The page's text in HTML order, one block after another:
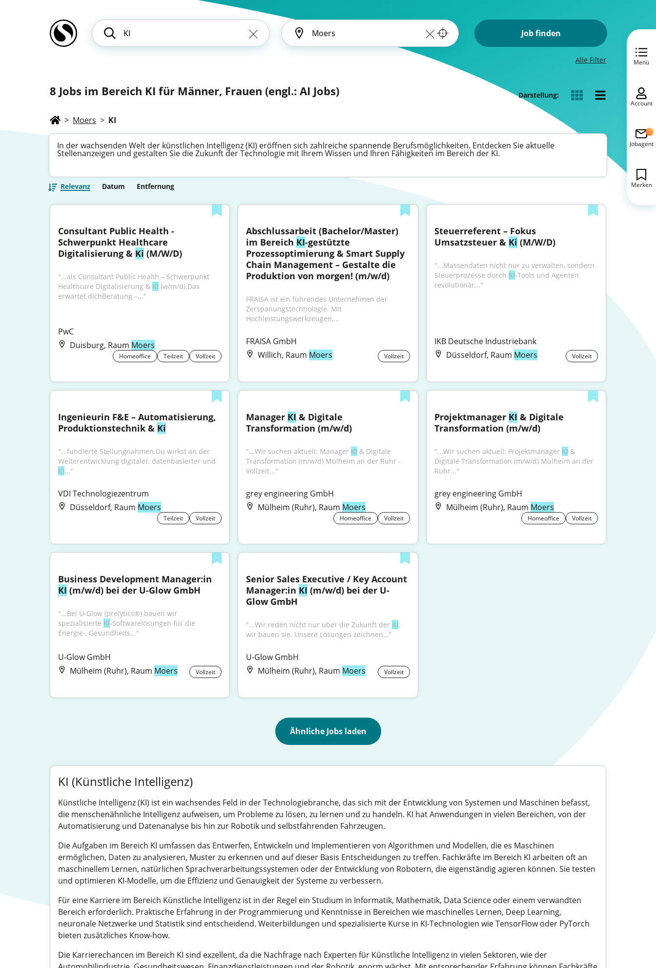
Job finden
Alle Filter
8 Jobs im Bereich KI für Männer, Frauen (engl.: AI Jobs) Darstellung:
> Moers > KI
In der wachsenden Welt der künstlichen Intelligenz (KI) eröffnen sich zahlreiche spannende Berufsmöglichkeiten. Entdecken Sie aktuelle
Stellenanzeigen und gestalten Sie die Zukunft der Technologie mit Ihrem Wissen und Ihren Fähigkeiten im Bereich der KI.
Relevanz Datum Entfernung
Consultant Public Health -
Schwerpunkt Healthcare
Digitalisierung & Ki (M/W/D)
"...als Consultant Public Health – Schwerpunkt
Healthcare Digitalisierung & KI (w/m/d).Das
erwartet dichBeratung –..."
PwC
Duisburg, Raum Moers
Homeoffice Teilzeit Vollzeit
Abschlussarbeit (Bachelor/Master)
im Bereich KI-gestützte
Prozessoptimierung & Smart Supply
Chain Management – Gestalte die
Produktion von morgen! (m/w/d)
FRAISA ist ein führendes Unternehmen der
Zerspanungstechnologie. Mit
Hochleistungswerkzeugen,...
FRAISA GmbH
Willich, Raum Moers Vollzeit
Steuerreferent – Fokus
Umsatzsteuer & Ki (M/W/D)
"...Massendaten nicht nur zu verwalten, sondern
Steuerprozesse durch KI-Tools und Agenten
revolutionär..."
IKB Deutsche Industriebank
Düsseldorf, Raum Moers Vollzeit
Ingenieurin F&E – Automatisierung,
Produktionstechnik & Ki
"...fundierte Stellungnahmen.Du wirkst an der
KI..."
VDI Technologiezentrum
Düsseldorf, Raum Moers
Teilzeit Vollzeit
Manager KI & Digitale
Transformation (m/w/d)
"...Wir suchen aktuell: Manager KI & Digitale
Transformation (m/w/d) Mülheim an der Ruhr -
Vollzeit..."
grey engineering GmbH
Mülheim (Ruhr), Raum Moers
Homeoffice Vollzeit
Projektmanager KI & Digitale
Transformation (m/w/d)
"...Wir suchen aktuell: Projektmanager KI &
Digitale Transformation (m/w/d) Mülheim an der
Ruhr..."
grey engineering GmbH
Mülheim (Ruhr), Raum Moers
Homeoffice Vollzeit
KI (m/w/d) bei der U-Glow GmbH
"...Bei U-Glow (prelytics®) bauen wir
spezialisierte KI-Softwarelösungen für die
Energie-, Gesundheits..."
U-Glow GmbH
Mülheim (Ruhr), Raum Moers Vollzeit
Senior Sales Executive / Key Account
Manager:in KI (m/w/d) bei der U-
Glow GmbH
"...Wir reden nicht nur über die Zukunft der KI;
wir bauen sie. Unsere Lösungen zeichnen..."
U-Glow GmbH
Mülheim (Ruhr), Raum Moers Vollzeit
Ähnliche Jobs laden
KI (Künstliche Intelligenz)
Künstliche Intelligenz (KI) ist ein wachsendes Feld in der Technologiebranche, das sich mit der Entwicklung von Systemen und Maschinen befasst,
die menschenähnliche Intelligenz aufweisen, um Probleme zu lösen, zu lernen und zu handeln. KI hat Anwendungen in vielen Bereichen, von der
Automatisierung und Datenanalyse bis hin zur Robotik und selbstfahrenden Fahrzeugen.
Die Aufgaben im Bereich KI umfassen das Entwerfen, Entwickeln und Implementieren von Algorithmen und Modellen, die es Maschinen
ermöglichen, Daten zu analysieren, Muster zu erkennen und auf dieser Basis Entscheidungen zu treffen. Fachkräfte im Bereich KI arbeiten oft an
maschinellem Lernen, natürlichen Sprachverarbeitungssystemen oder der Entwicklung von Robotern, die eigenständig agieren können. Sie testen
und optimieren KI-Modelle, um die Effizienz und Genauigkeit der Systeme zu verbessern.
Für eine Karriere im Bereich Künstliche Intelligenz ist in der Regel ein Studium in Informatik, Mathematik, Data Science oder einem verwandten
Bereich erforderlich. Praktische Erfahrung in der Programmierung und Kenntnisse in Bereichen wie maschinelles Lernen, Deep Learning,
neuronale Netzwerke und Statistik sind entscheidend. Weiterbildungen und spezialisierte Kurse in KI-Technologien wie TensorFlow oder PyTorch
bieten zusätzliches Know-how.
Die Karrierechancen im Bereich KI sind exzellent, da die Nachfrage nach Experten für Künstliche Intelligenz in vielen Sektoren, wie der
Menü
Account
Jobagent
Merken